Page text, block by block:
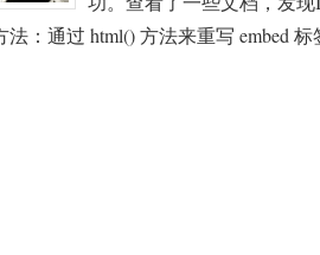
：通过 html() 方法来重写 embed 标